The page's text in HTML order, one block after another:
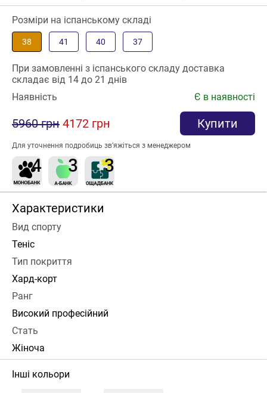
Розміри на іспанському складі
38 41 40 37
При замовленні з іспанського складу доставка
складає від 14 до 21 днів
Наявність
Є в наявності
5960 грн 4172 грн Купити
Для уточнення подробиць зв’яжіться з менеджером
Характеристики
Вид спорту
Теніс
Тип покриття
Хард-корт
Ранг
Високий професійний
Стать
Жіноча
Інші кольори